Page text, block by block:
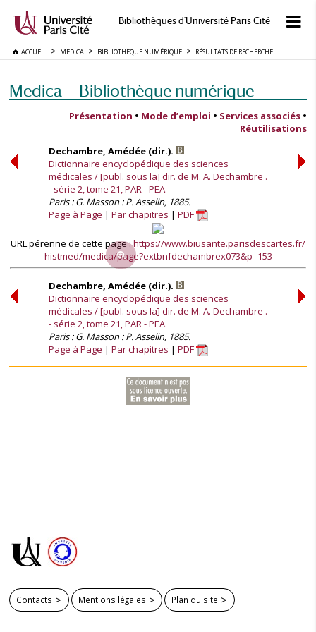
Bibliothèques d'Université Paris Cité
ACCUEIL MEDICA BIBLIOTHÈQUE NUMÉRIQUE RÉSULTATS DE RECHERCHE
Medica — Bibliothèque numérique
Présentation • Mode d’emploi • Services associés •
Réutilisations
Dechambre, Amédée (dir.).
Dictionnaire encyclopédique des sciences
médicales / [publ. sous la] dir. de M. A. Dechambre .
- série 2, tome 21, PAR - PEA.
Paris : G. Masson : P. Asselin, 1885.
Page à Page
Par chapitres PDF
URL pérenne de cette page :https://www.biusante.parisdescartes.fr/
histmed/medica/page?extbnfdechambrex073&p=153
Dechambre, Amédée (dir.).
Dictionnaire encyclopédique des sciences
médicales / [publ. sous la] dir. de M. A. Dechambre .
- série 2, tome 21, PAR - PEA.
Paris : G. Masson : P. Asselin, 1885.
Page à Page
Par chapitres PDF
Contacts Mentions légales Plan du site